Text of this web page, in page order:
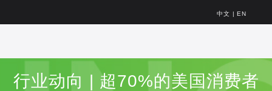
中文 | EN
行业动向 | 超70%的美国消费者